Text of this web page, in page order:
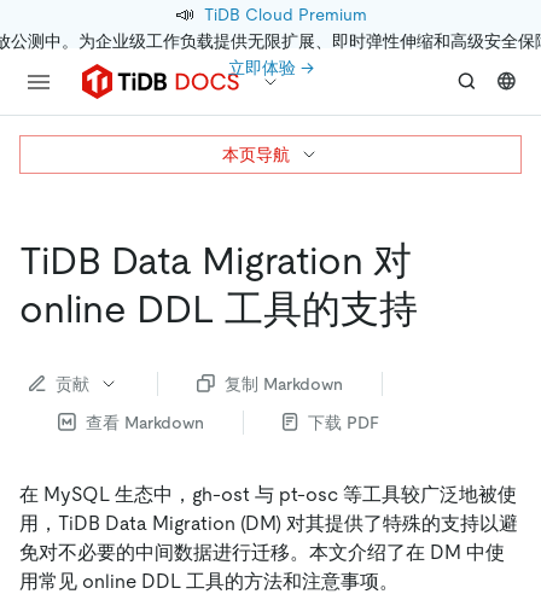
📣 TiDB Cloud Premium
公测中。为企业级工作负载提供无限扩展、即时弹性伸缩和高级安全保
立即体验 →
TiDB Data Migration 对
online DDL 工具的支持
贡献
复制 Markdown
查看 Markdown
下载 PDF
在 MySQL 生态中，gh-ost 与 pt-osc 等工具较广泛地被使
用，TiDB Data Migration (DM) 对其提供了特殊的支持以避
免对不必要的中间数据进行迁移。本文介绍了在 DM 中使
用常见 online DDL 工具的方法和注意事项。
本页导航